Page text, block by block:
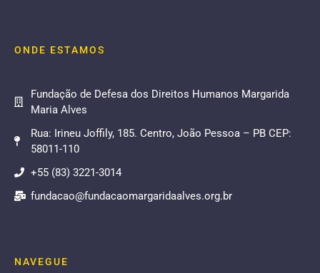
ONDE ESTAMOS
Fundação de Defesa dos Direitos Humanos Margarida
Maria Alves
Rua: Irineu Joffily, 185. Centro, João Pessoa – PB CEP:
58011-110
+55 (83) 3221-3014
fundacao@fundacaomargaridaalves.org.br
NAVEGUE